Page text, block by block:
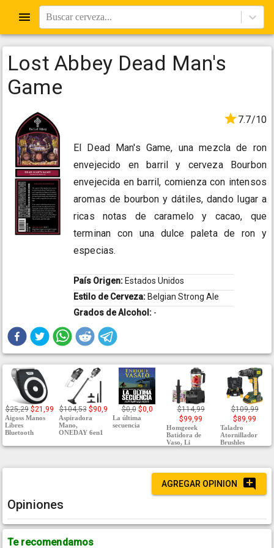
Buscar cerveza...
Lost Abbey Dead Man's
Game
7.7/10
El Dead Man's Game, una mezcla de ron
envejecido en barril y cerveza Bourbon
envejecida en barril, comienza con intensos
aromas de bourbon y dátiles, dando lugar a
ricas notas de caramelo y cacao, que
terminan con una dulce paleta de ron y
especias.
País Origen: Estados Unidos
Estilo de Cerveza: Belgian Strong Ale
Grados de Alcohol: -
$25,29 $21,99
Aigoss Manos
Libres
Bluetooth
$104,53 $90,9
Aspiradora
Mano,
ONEDAY 6en1
$0,0 $0,0
La última
secuencia
$114,99
$99,99
Homgeeek
Batidora de
Vaso, Li
$109,99
$89,99
Taladro
Atornillador
Brushles
AGREGAR OPINION
Opiniones
Te recomendamos